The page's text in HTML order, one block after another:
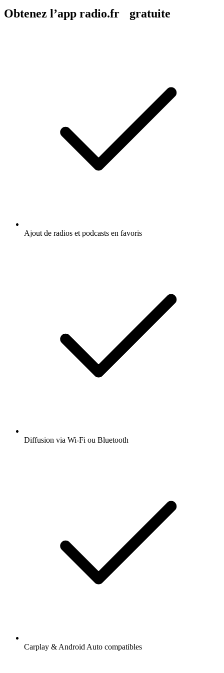
Obtenez l’app radio.fr gratuite
Ajout de radios et podcasts en favoris
Diffusion via Wi-Fi ou Bluetooth
Carplay & Android Auto compatibles